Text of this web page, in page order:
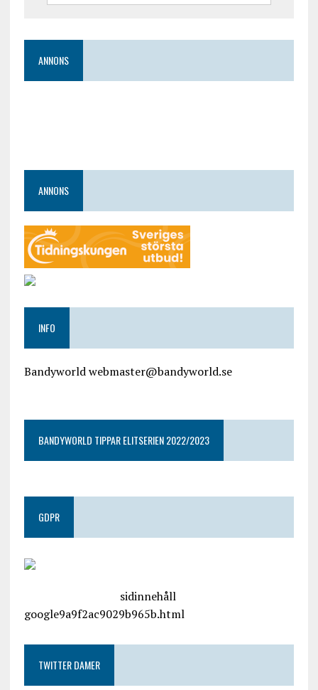
ANNONS
ANNONS
INFO
Bandyworld webmaster@bandyworld.se
BANDYWORLD TIPPAR ELITSERIEN 2022/2023
GDPR
sidinnehåll
google9a9f2ac9029b965b.html
TWITTER DAMER